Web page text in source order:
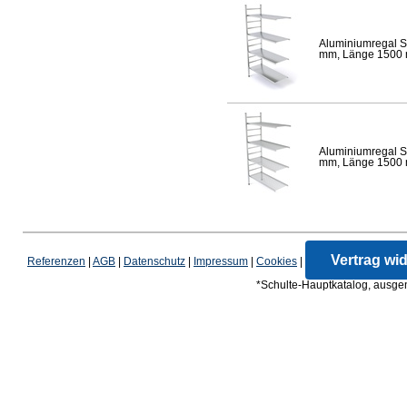
Aluminiumregal
mm, Länge 1500
Aluminiumregal
mm, Länge 1500
Referenzen AGB Datenschutz Impressum Cookies Vertrag
*Schulte-Hauptkatalog,